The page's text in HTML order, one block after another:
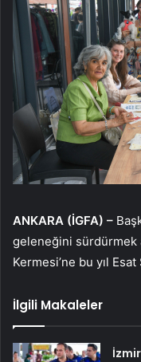
ANKARA (İGFA) –
geleneğini sürdürmek
Kermesi’ne bu yıl
İlgili Makaleler